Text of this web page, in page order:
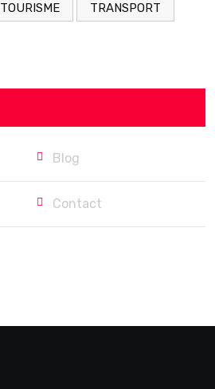
TOURISME TRANSPORT
Blog
Contact